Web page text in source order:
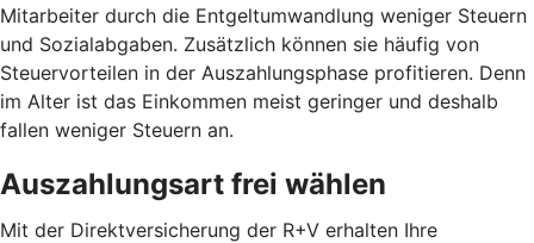
Mitarbeiter durch die Entgeltumwandlung weniger Steuern
und Sozialabgaben. Zusätzlich können sie häufig von
Steuervorteilen in der Auszahlungsphase profitieren. Denn
im Alter ist das Einkommen meist geringer und deshalb
fallen weniger Steuern an.
Auszahlungsart frei wählen
Mit der Direktversicherung der R+V erhalten Ihre